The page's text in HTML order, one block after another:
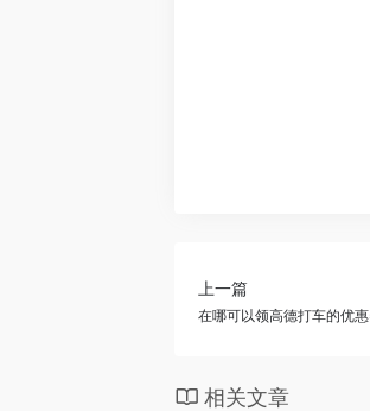
上一篇
在哪可以领高德打车的优
相关文章